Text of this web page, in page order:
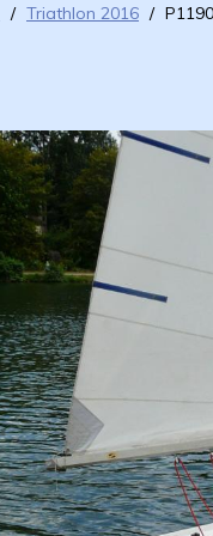
/ Triathlon 2016 /